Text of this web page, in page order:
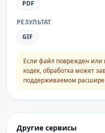
PDF
РЕЗУЛЬТАТ
GIF
Если файл поврежден или
кодек, обработка может
поддерживаемом
Другие сервисы